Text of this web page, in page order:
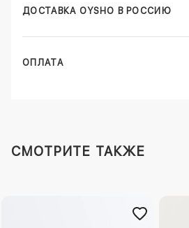
ДОСТАВКА OYSHO В РОССИЮ
ОПЛАТА
СМОТРИТЕ ТАКЖЕ